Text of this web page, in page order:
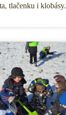
tlačenku i klobásy.